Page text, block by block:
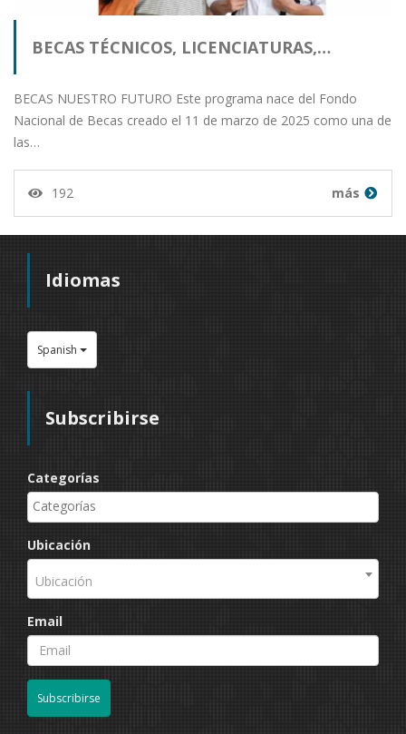
BECAS TÉCNICOS, LICENCIATURAS,…
BECAS NUESTRO FUTURO Este programa nace del Fondo
Nacional de Becas creado el 11 de marzo de 2025 como una de
las…
192 más
Idiomas
Spanish
Subscribirse
Categorías
Ubicación
Ubicación
Email
Subscribirse